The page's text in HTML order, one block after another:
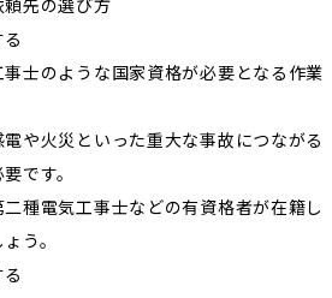
士のような国家資格が必要となる作業
や火災といった重大な事故につながる
です。
種電気工事士などの有資格者が在籍し
う。